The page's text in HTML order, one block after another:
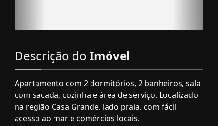
Descrição do Imóvel
Apartamento com 2 dormitórios, 2 banheiros, sala
com sacada, cozinha e área de serviço. Localizado
na região Casa Grande, lado praia, com fácil
acesso ao mar e comércios locais.